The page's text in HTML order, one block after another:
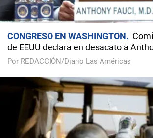
CONGRESO EN WASHINGTON
de EEUU declara en desacato a
Por REDACCIÓN/Diario Las Américas